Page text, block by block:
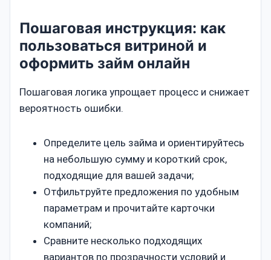
Пошаговая инструкция: как
пользоваться витриной и
оформить займ онлайн
Пошаговая логика упрощает процесс и снижает
вероятность ошибки.
Определите цель займа и ориентируйтесь
на небольшую сумму и короткий срок,
подходящие для вашей задачи;
Отфильтруйте предложения по удобным
параметрам и прочитайте карточки
компаний;
Сравните несколько подходящих
вариантов по прозрачности условий и